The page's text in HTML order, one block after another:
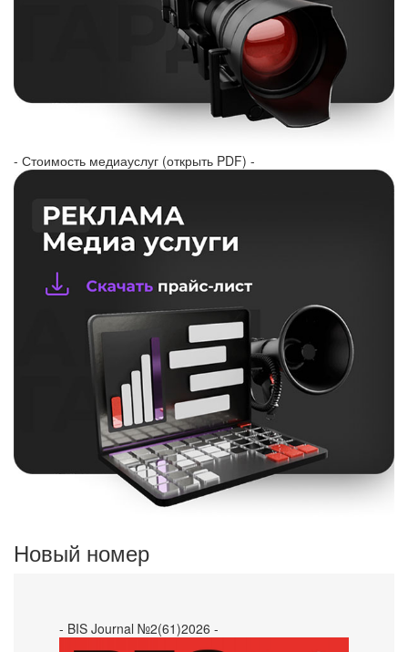
- Стоимость медиауслуг (открыть PDF) -
Новый номер
- BIS Journal №2(61)2026 -